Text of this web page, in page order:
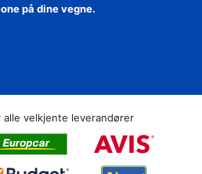
på dine vegne.
alle velkjente leverandører